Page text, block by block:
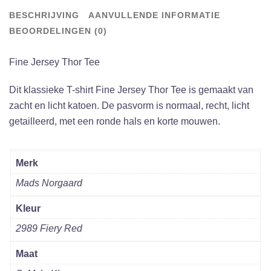
BESCHRIJVING
AANVULLENDE INFORMATIE
BEOORDELINGEN (0)
Fine Jersey Thor Tee
Dit klassieke T-shirt Fine Jersey Thor Tee is gemaakt van
zacht en licht katoen. De pasvorm is normaal, recht, licht
getailleerd, met een ronde hals en korte mouwen.
Merk
Mads Norgaard
Kleur
2989 Fiery Red
Maat